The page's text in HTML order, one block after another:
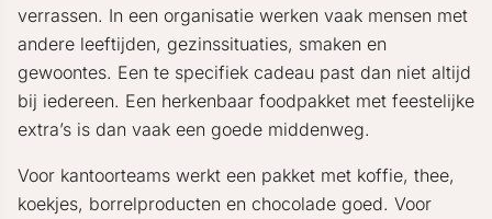
verrassen. In een organisatie werken vaak mensen met
andere leeftijden, gezinssituaties, smaken en
gewoontes. Een te specifiek cadeau past dan niet altijd
bij iedereen. Een herkenbaar foodpakket met feestelijke
extra’s is dan vaak een goede middenweg.
Voor kantoorteams werkt een pakket met koffie, thee,
koekjes, borrelproducten en chocolade goed. Voor